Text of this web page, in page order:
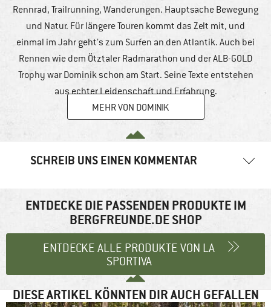
Rennrad, Trailrunning, Wanderungen. Hauptsache Bewegung
und Natur. Für längere Touren kommt das Zelt mit, und
einmal im Jahr geht’s zum Surfen an den Atlantik. Auch bei
Rennen wie dem Ötztaler Radmarathon und der ALB-GOLD
Trophy war Dominik schon am Start. Seine Texte entstehen
aus echter Leidenschaft und Erfahrung.
MEHR VON DOMINIK
SCHREIB UNS EINEN KOMMENTAR
Felder sind mit*markiert
ENTDECKE DIE PASSENDEN PRODUKTE IM
BERGFREUNDE.DE SHOP
ENTDECKE ALLE PRODUKTE VON LA
SPORTIVA
DIESE ARTIKEL KÖNNTEN DIR AUCH GEFALLEN